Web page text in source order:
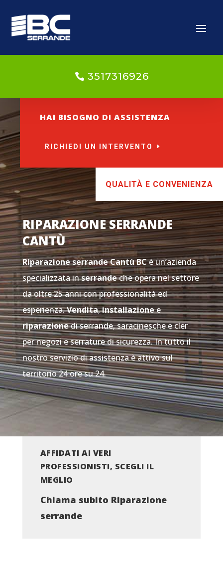
3517316926
HAI BISOGNO DI ASSISTENZA
RICHIEDI UN INTERVENTO
QUALITÀ E CONVENIENZA
RIPARAZIONE SERRANDE
CANTÙ
Riparazione serrande CantùBCè un’azienda
specializzata inserrandeche opera nel settore
da oltre 25 anni con professionalità ed
esperienza.Vendita,installazionee
riparazionedi serrande, saracinesche e cler
per negozi e serrature di sicurezza. In tutto il
nostro servizio di assistenza è attivo sul
territorio 24 ore su 24.
AFFIDATI AI VERI
PROFESSIONISTI, SCEGLI IL
MEGLIO
Chiama subito Riparazione
serrande